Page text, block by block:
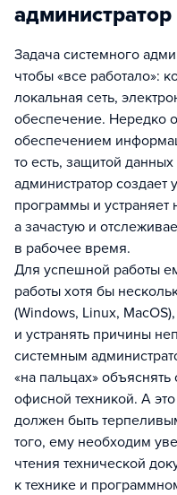
администратор
Задача системного
чтобы «все работало»:
локальная сеть,
обеспечение. Нередко
обеспечением
то есть, защитой
администратор создает
программы и устраняет
а зачастую и
в рабочее время.
Для успешной работы
работы хотя бы
(Windows, Linux,
и устранять причины
системным
«на пальцах» объяснять
офисной техникой. А
должен быть
того, ему необходим
чтения технической
к технике и